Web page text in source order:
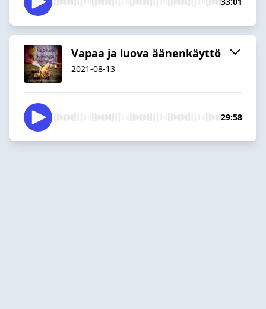
Vapaa ja luova äänenkäyttö
2021-08-13
29:58